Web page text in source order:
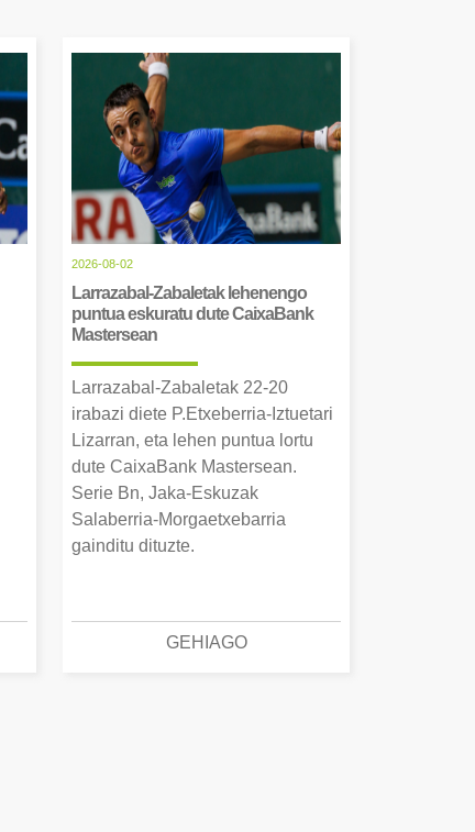
2026-08-02
Larrazabal-Zabaletak lehenengo
puntua eskuratu dute CaixaBank
Mastersean
Larrazabal-Zabaletak 22-20
irabazi diete P.Etxeberria-Iztuetari
Lizarran, eta lehen puntua lortu
dute CaixaBank Mastersean.
Serie Bn, Jaka-Eskuzak
Salaberria-Morgaetxebarria
gainditu dituzte.
GEHIAGO